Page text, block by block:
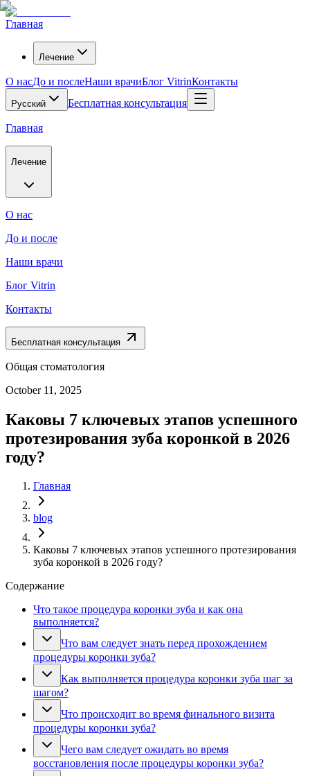
Главная
Лечение
О насДо и послеНаши врачиБлог VitrinКонтакты
Русский Бесплатная консультация
Главная
Лечение
О нас
До и после
Наши врачи
Блог Vitrin
Контакты
Бесплатная консультация
Общая стоматология
October 11, 2025
Каковы 7 ключевых этапов успешного
протезирования зуба коронкой в 2026
году?
Главная
blog
Каковы 7 ключевых этапов успешного протезирования
зуба коронкой в 2026 году?
Содержание
Что такое процедура коронки зуба и как она
выполняется?
Что вам следует знать перед прохождением
процедуры коронки зуба?
Как выполняется процедура коронки зуба шаг за
шагом?
Что происходит во время финального визита
процедуры коронки зуба?
Чего вам следует ожидать во время
восстановления после процедуры коронки зуба?